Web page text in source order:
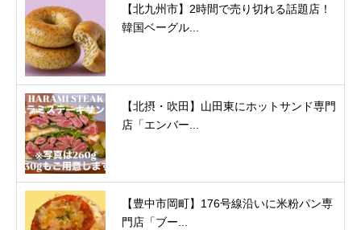
【北九州市】2時間で売り切れる話題店！
韓国ベーグル...
【北摂・吹田】山田東にホットサンド専門
店「エンバー...
【豊中市岡町】176号線沿いに米粉パン専
門店「ブー...